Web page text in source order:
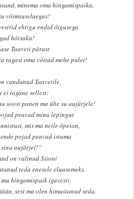
minema oma hingamispaika,
võimsuselaegas!
ehtigu endid õigusega
hõisaku!
Taaveti pärast
tagasi oma võitud mehe palet!
vandunud Taavetile,
ei tagane sellest:
soost panen ma ühe su aujärjele!
peavad minu lepingut
mis ma neile õpetan,
pojad peavad istuma
sinu aujärjel!”
on valinud Siioni
teda enesele eluasemeks.
mu hingamispaik igavesti;
sest ma olen himustanud seda.